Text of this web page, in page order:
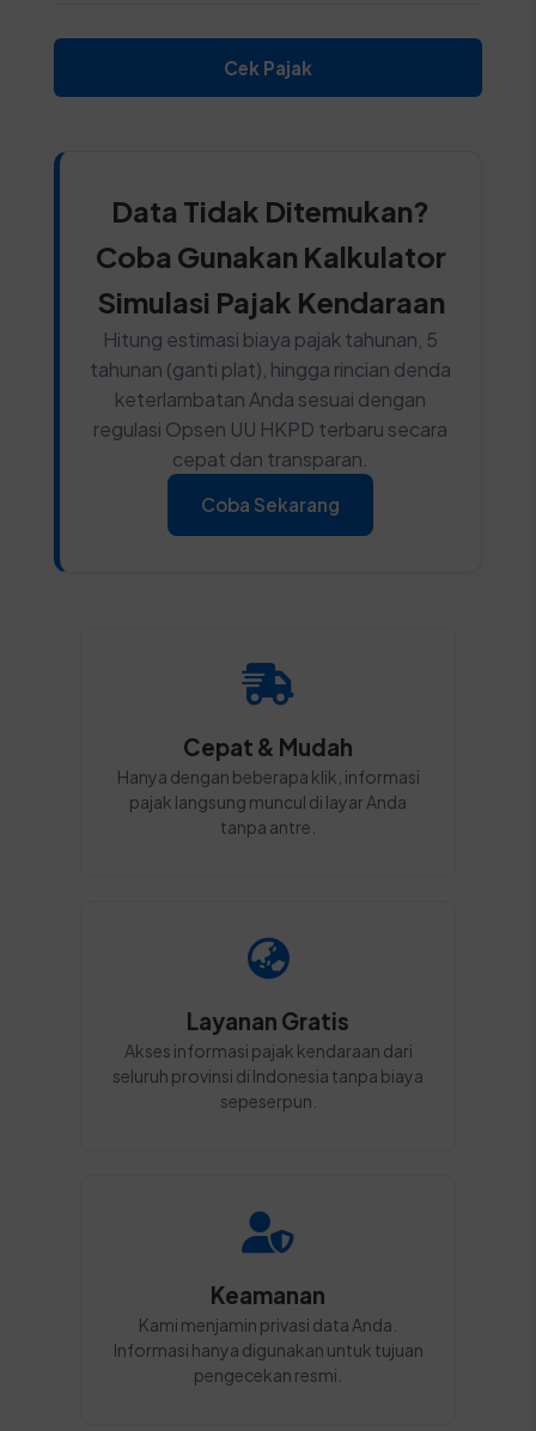
Cek Pajak
Data Tidak Ditemukan?
Coba Gunakan Kalkulator
Simulasi Pajak Kendaraan
Hitung estimasi biaya pajak tahunan, 5
tahunan (ganti plat), hingga rincian denda
keterlambatan Anda sesuai dengan
regulasi Opsen UU HKPD terbaru secara
cepat dan transparan.
Coba Sekarang
Cepat & Mudah
Hanya dengan beberapa klik, informasi
pajak langsung muncul di layar Anda
tanpa antre.
Layanan Gratis
Akses informasi pajak kendaraan dari
seluruh provinsi di Indonesia tanpa biaya
sepeserpun.
Keamanan
Kami menjamin privasi data Anda.
Informasi hanya digunakan untuk tujuan
pengecekan resmi.